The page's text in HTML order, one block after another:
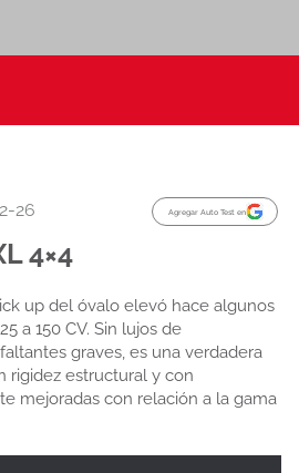
26 Agregar Auto Test en
4×4
up del óvalo elevó hace algunos
a 150 CV. Sin lujos de
graves, es una verdadera
rigidez estructural y con
mejoradas con relación a la gama